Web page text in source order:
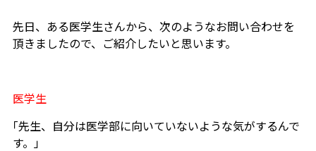
先日、ある医学生さんから、次のようなお問い合わせを
頂きましたので、ご紹介したいと思います。
医学生
｢先生、自分は医学部に向いていないような気がするんで
す。」